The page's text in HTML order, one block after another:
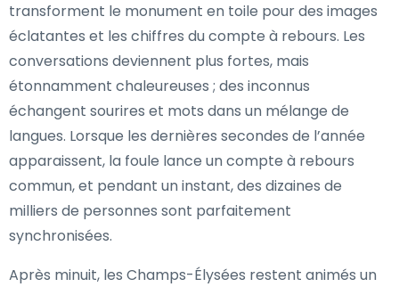
transforment le monument en toile pour des images
éclatantes et les chiffres du compte à rebours. Les
conversations deviennent plus fortes, mais
étonnamment chaleureuses ; des inconnus
échangent sourires et mots dans un mélange de
langues. Lorsque les dernières secondes de l’année
apparaissent, la foule lance un compte à rebours
commun, et pendant un instant, des dizaines de
milliers de personnes sont parfaitement
synchronisées.
Après minuit, les Champs-Élysées restent animés un